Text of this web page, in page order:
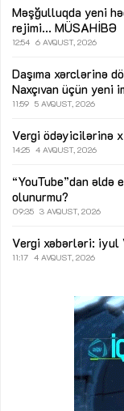
Məşğulluqda yeni
rejimi... MÜSAHİBƏ
12:54 6 AVQUST, 2026
Daşıma xərclərinə
Naxçıvan üçün yeni
11:59 5 AVQUST, 2026
Vergi ödəyicilərinə
14:25 4 AVQUST, 2026
“YouTube”dan
olunurmu?
09:35 3 AVQUST, 2026
Vergi xəbərləri: iyul
11:17 4 AVQUST, 2026